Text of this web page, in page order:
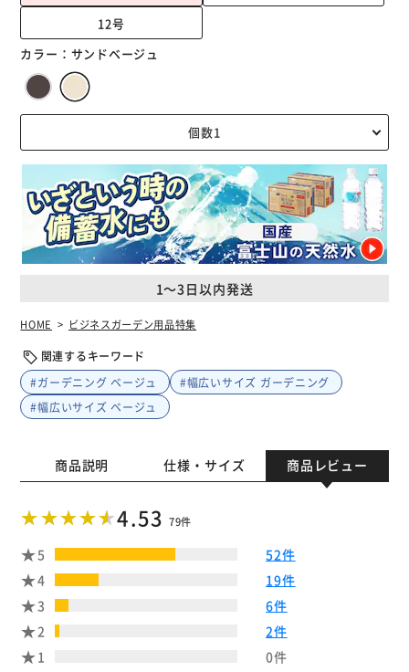
12号
カラー： サンドベージュ
1～3日以内発送
HOME ビジネスガーデン用品特集
関連するキーワード
#ガーデニング ベージュ
#幅広いサイズ ガーデニング
#幅広いサイズ ベージュ
商品説明 仕様・サイズ 商品レビュー
4.53 79件
5
52件
4
19件
3
6件
2
2件
1
0件